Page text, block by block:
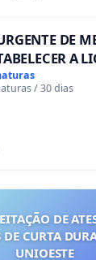
DE
A
129
/ 30 dias
DE
DE CURTA
UNIOESTE